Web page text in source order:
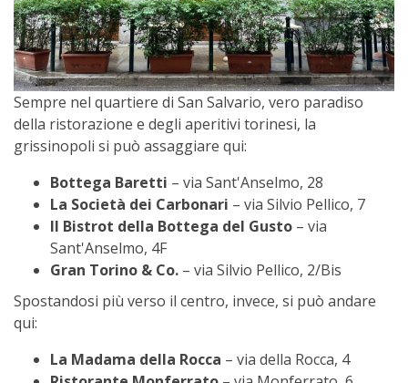
Sempre nel quartiere di San Salvario, vero paradiso
della ristorazione e degli aperitivi torinesi, la
grissinopoli si può assaggiare qui:
Bottega Baretti – via Sant'Anselmo, 28
La Società dei Carbonari – via Silvio Pellico, 7
Il Bistrot della Bottega del Gusto – via
Sant'Anselmo, 4F
Gran Torino & Co. – via Silvio Pellico, 2/Bis
Spostandosi più verso il centro, invece, si può andare
qui:
La Madama della Rocca – via della Rocca, 4